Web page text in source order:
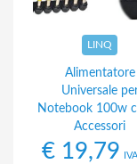
LINQ
Alimentatore
Universale
Notebook 100w
Accessori
€19,79